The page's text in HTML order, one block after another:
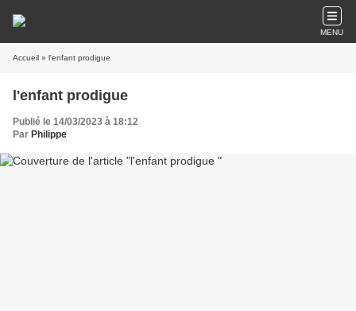
MENU
Accueil » l'enfant prodigue
l'enfant prodigue
Publié le 14/03/2023 à 18:12
Par Philippe